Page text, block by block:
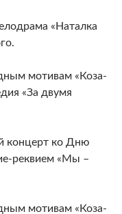
«Наталка
мотивам «Коза-
«За двумя
концерт ко Дню
реквием «Мы –
мотивам «Коза-